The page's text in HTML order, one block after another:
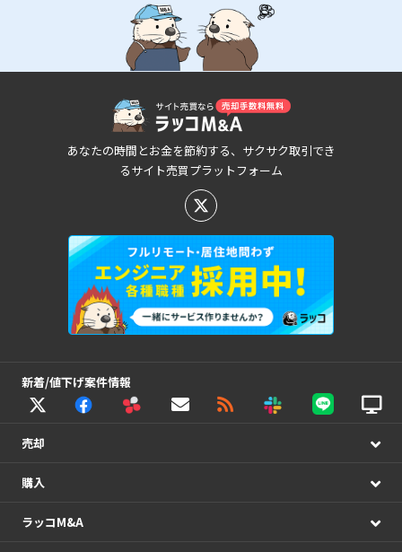
あなたの時間とお金を節約する、サクサク取引でき
るサイト売買プラットフォーム
新着/値下げ案件情報
売却
購入
ラッコM&A